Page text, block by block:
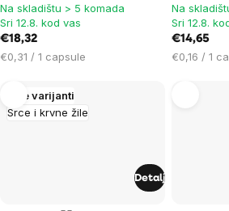
Na skladištu > 5 komada
Sri 12.8. kod vas
€18,32
Cijena
€0,31 / 1 capsule
Na
Sri 12.8.
€14,65
Cijena
€0,16 / 1
Srce i krvne žile
Više varijanti
Detalj